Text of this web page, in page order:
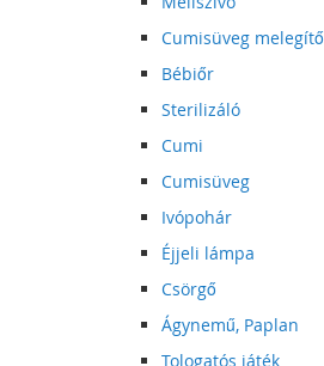
Cumisüveg melegítő
Bébiőr
Sterilizáló
Cumi
Cumisüveg
Ivópohár
Éjjeli lámpa
Csörgő
Ágynemű, Paplan
Tologatós játék